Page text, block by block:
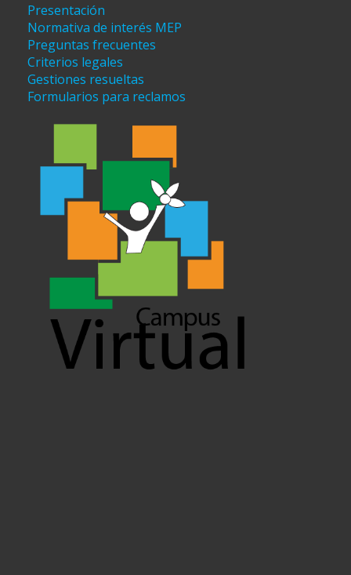
Presentación
Normativa de interés MEP
Preguntas frecuentes
Criterios legales
Gestiones resueltas
Formularios para reclamos